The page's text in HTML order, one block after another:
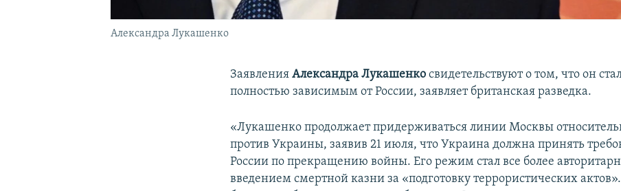
Александра Лукашенко
ЗаявленияАлександра Лукашенко свидетельствуют о том, что он
полностью зависимым от России, заявляет британская разведка.
«Лукашенко продолжает придерживаться линии Москвы
против Украины, заявив 21 июля, что Украина должна принять
России по прекращению войны. Его режим стал все более
введением смертной казни за «подготовку террористических актов».